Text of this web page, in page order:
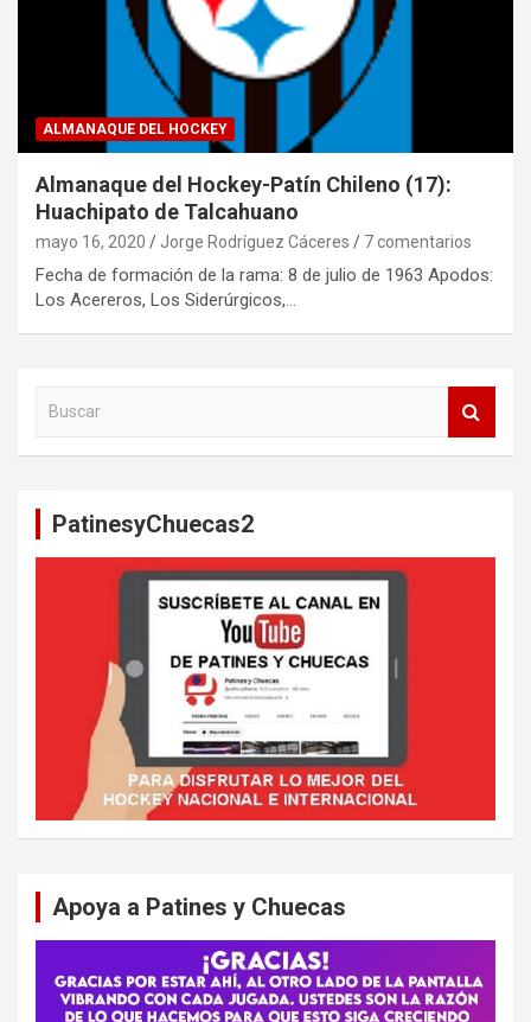
ALMANAQUE DEL HOCKEY
Almanaque del Hockey-Patín Chileno (17):
Huachipato de Talcahuano
mayo 16, 2020 Jorge Rodríguez Cáceres 7 comentarios
Fecha de formación de la rama: 8 de julio de 1963 Apodos:
Los Acereros, Los Siderúrgicos,…
PatinesyChuecas2
Apoya a Patines y Chuecas